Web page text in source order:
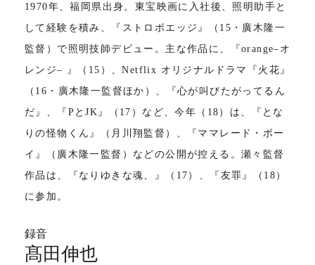
1970年、福岡県出身。東宝映画に入社後、照明助手と
して経験を積み、『ストロボエッジ』（15・廣木隆一
監督）で照明技師デビュー。主な作品に、『orange‒オ
レンジ‒ 』（15）、Netflix オリジナルドラマ『火花』
（16・廣木隆一監督ほか）、『心が叫びたがってるん
だ』、『PとJK』（17）など、今年（18）は、『とな
りの怪物くん』（月川翔監督）、『ママレード・ボー
イ』（廣木隆一監督）などの公開が控える。瀬々監督
作品は、『なりゆきな魂、』（17）、『友罪』（18）
に参加。
録音
髙田伸也